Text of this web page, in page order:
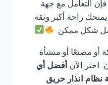
التعامل مع جهة
يمنحك راحة أكبر وثقة
شكل ممكن.
أو مصنعًا أو منشأة
اختر الآن أفضل أي
نظام انذار حريق